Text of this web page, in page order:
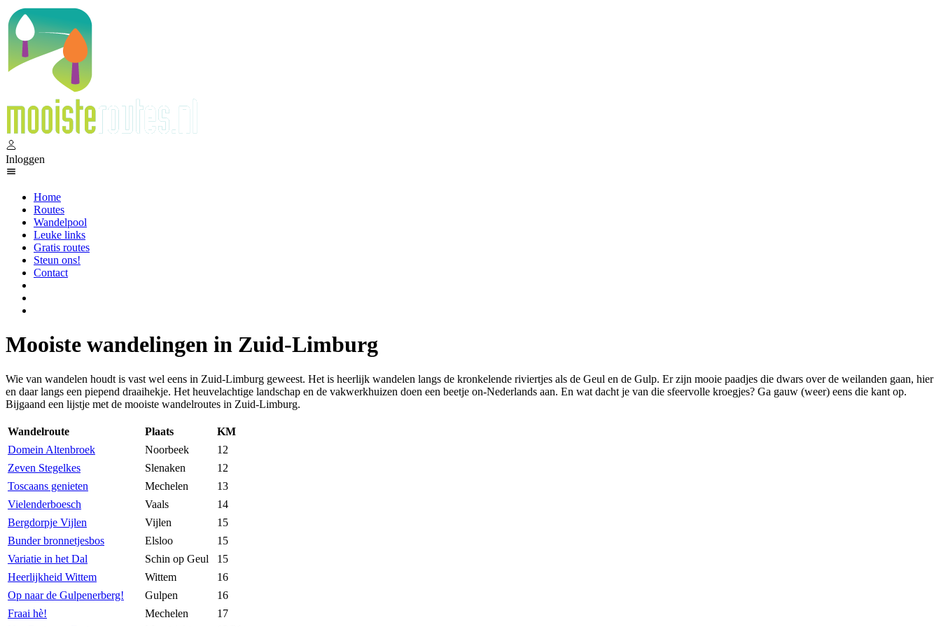
Inloggen
Home
Routes
Wandelpool
Leuke links
Gratis routes
Steun ons!
Contact
Mooiste wandelingen in Zuid-Limburg
Wie van wandelen houdt is vast wel eens in Zuid-Limburg geweest. Het is heerlijk wandelen langs de kronkelende riviertjes als de Geul en de Gulp. Er zijn mooie paadjes die dwars over de weilanden gaan, hier
en daar langs een piepend draaihekje. Het heuvelachtige landschap en de vakwerkhuizen doen een beetje on-Nederlands aan. En wat dacht je van die sfeervolle kroegjes? Ga gauw (weer) eens die kant op.
Bijgaand een lijstje met de mooiste wandelroutes in Zuid-Limburg.
Wandelroute Plaats
KM
Domein Altenbroek
Noorbeek
12
Zeven Stegelkes
Slenaken
12
Toscaans genieten
Mechelen
13
Vielenderboesch
Vaals
14
Bergdorpje Vijlen
Vijlen
15
Bunder bronnetjesbos
Elsloo
15
Variatie in het Dal
Schin op Geul
15
Heerlijkheid Wittem
Wittem
16
Op naar de Gulpenerberg!
Gulpen
16
Fraai hè!
Mechelen
17